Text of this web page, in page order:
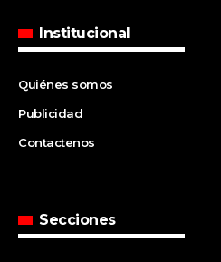
Institucional
Quiénes somos
Publicidad
Contactenos
Secciones